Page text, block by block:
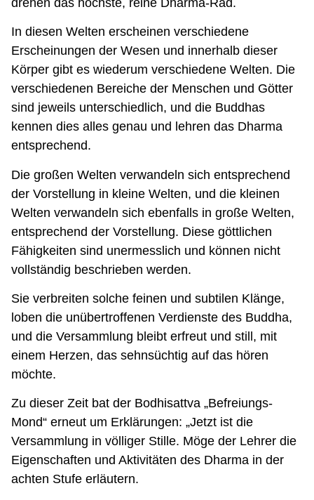
In diesen Welten erscheinen verschiedene
Erscheinungen der Wesen und innerhalb dieser
Körper gibt es wiederum verschiedene Welten. Die
verschiedenen Bereiche der Menschen und Götter
sind jeweils unterschiedlich, und die Buddhas
kennen dies alles genau und lehren das Dharma
entsprechend.
Die großen Welten verwandeln sich entsprechend
der Vorstellung in kleine Welten, und die kleinen
Welten verwandeln sich ebenfalls in große Welten,
entsprechend der Vorstellung. Diese göttlichen
Fähigkeiten sind unermesslich und können nicht
vollständig beschrieben werden.
Sie verbreiten solche feinen und subtilen Klänge,
loben die unübertroffenen Verdienste des Buddha,
und die Versammlung bleibt erfreut und still, mit
einem Herzen, das sehnsüchtig auf das hören
möchte.
Zu dieser Zeit bat der Bodhisattva „Befreiungs-
Mond“ erneut um Erklärungen: „Jetzt ist die
Versammlung in völliger Stille. Möge der Lehrer die
Eigenschaften und Aktivitäten des Dharma in der
achten Stufe erläutern.